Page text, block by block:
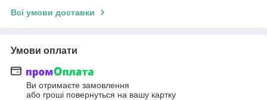
Всі умови доставки
Умови оплати
Ви отримаєте замовлення
або гроші повернуться на вашу картку